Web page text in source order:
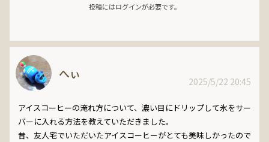
投稿にはログインが必要です。
へぃ
アイスコーヒーの淹れ方について、濃い目にドリップして氷をサー
バーに入れる方法を教えていただきました。
昔、友人宅でいただいたアイスコーヒーがとても美味しかったので
2025/5/22 20:45